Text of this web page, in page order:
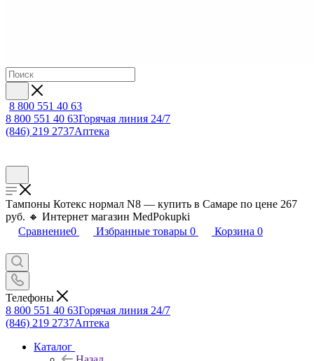
8 800 551 40 63
8 800 551 40 63Горячая линия 24/7
(846) 219 2737Аптека
Тампоны Котекс нормал N8 — купить в Самаре по цене 267
руб. 🔸 Интернет магазин MedPokupki
Сравнение0 Избранные товары 0 Корзина 0
Телефоны
8 800 551 40 63Горячая линия 24/7
(846) 219 2737Аптека
Каталог